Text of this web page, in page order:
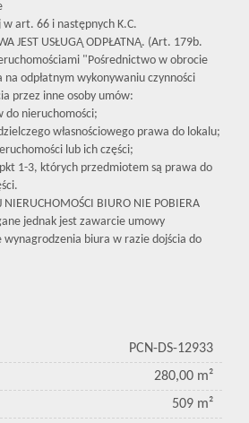
art. 66 i następnych K.C.
JEST USŁUGĄ ODPŁATNĄ. (Art. 179b.
"Pośrednictwo w obrocie
odpłatnym wykonywaniu czynności
przez inne osoby umów:
do nieruchomości;
własnościowego prawa do lokalu;
lub ich części;
1-3, których przedmiotem są prawa do
NIERUCHOMOŚCI BIURO NIE POBIERA
jednak jest zawarcie umowy
wynagrodzenia biura w razie dojścia do
PCN-DS-12933
280,00 m²
509 m²